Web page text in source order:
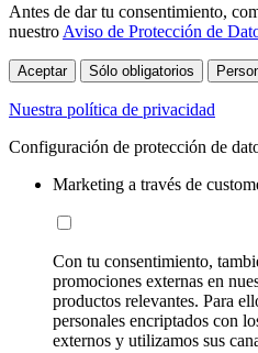
Antes de dar tu consentimiento,
nuestro Aviso de Protección de
Aceptar Sólo obligatorios
Nuestra política de privacidad
Configuración de protección de
Marketing a través de
Con tu consentimiento,
promociones externas en
productos relevantes. Para
personales encriptados con
externos y utilizamos sus